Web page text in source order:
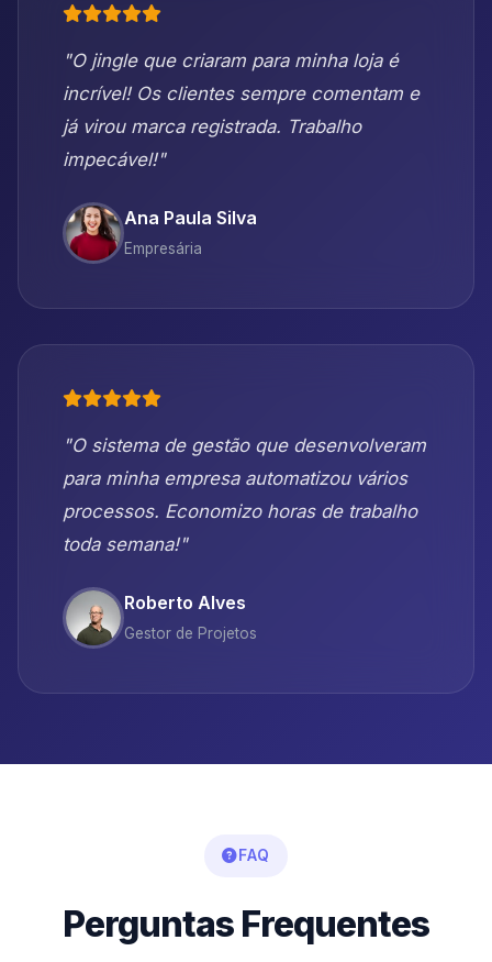
"O jingle que criaram para minha loja é
incrível! Os clientes sempre comentam e
já virou marca registrada. Trabalho
impecável!"
Ana Paula Silva
Empresária
"O sistema de gestão que desenvolveram
para minha empresa automatizou vários
processos. Economizo horas de trabalho
toda semana!"
Roberto Alves
Gestor de Projetos
FAQ
Perguntas Frequentes